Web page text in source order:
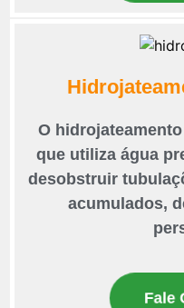
O
que utiliza água
desobstruir
acumulados,
Fale